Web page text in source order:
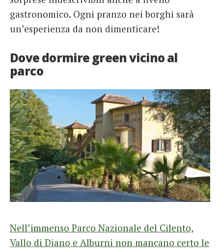
gastronomico. Ogni pranzo nei borghi sarà
un’esperienza da non dimenticare!
Dove dormire green vicino al
parco
Nell’immenso Parco Nazionale del Cilento,
Vallo di Diano e Alburni non mancano certo le